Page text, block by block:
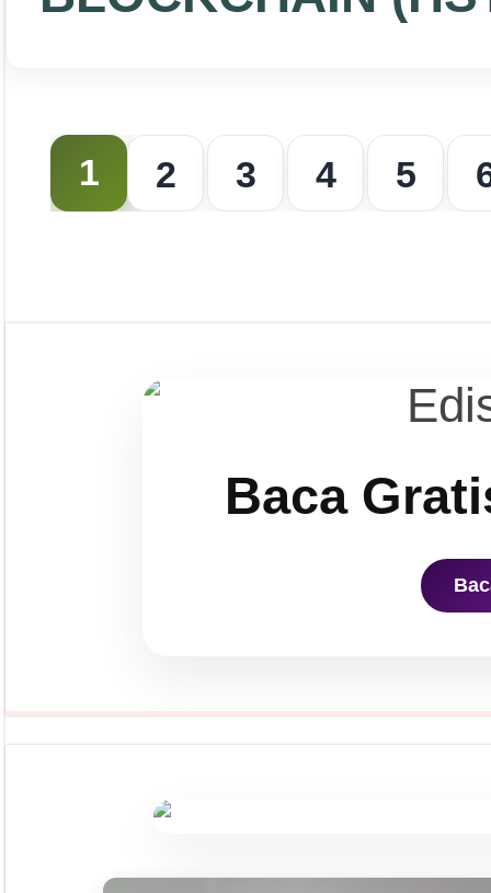
1 2 3 4 5
Baca